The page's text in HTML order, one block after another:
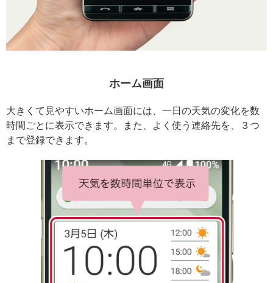
ホーム画面
大きくて見やすいホーム画面には、一日の天気の変化を数
時間ごとに表示できます。また、よく使う連絡先を、３つ
まで登録できます。